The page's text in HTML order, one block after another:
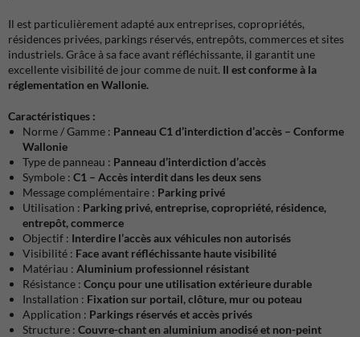
Il est particulièrement adapté aux entreprises, copropriétés,
résidences privées, parkings réservés, entrepôts, commerces et sites
industriels. Grâce à sa face avant réfléchissante, il garantit une
excellente visibilité de jour comme de nuit. Il est conforme à la
réglementation en Wallonie.
Caractéristiques :
Norme / Gamme : Panneau C1 d’interdiction d’accès – Conforme
Wallonie
Type de panneau : Panneau d’interdiction d’accès
Symbole : C1 – Accès interdit dans les deux sens
Message complémentaire : Parking privé
Utilisation : Parking privé, entreprise, copropriété, résidence,
entrepôt, commerce
Objectif : Interdire l’accès aux véhicules non autorisés
Visibilité : Face avant réfléchissante haute visibilité
Matériau : Aluminium professionnel résistant
Résistance : Conçu pour une utilisation extérieure durable
Installation : Fixation sur portail, clôture, mur ou poteau
Application : Parkings réservés et accès privés
Structure : Couvre-chant en aluminium anodisé et non-peint